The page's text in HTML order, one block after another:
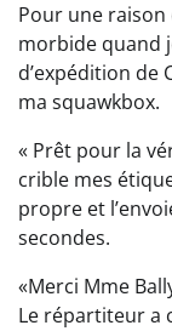
Pour une
morbide quand
d’expédition de
ma squawkbox.
« Prêt pour la
crible mes
propre et
secondes.
«Merci Mme
Le répartiteur a